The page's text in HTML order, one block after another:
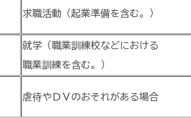
求職活動（起業準備を含む。）
就学（職業訓練校などにおける
職業訓練を含む。）
虐待やＤＶのおそれがある場合